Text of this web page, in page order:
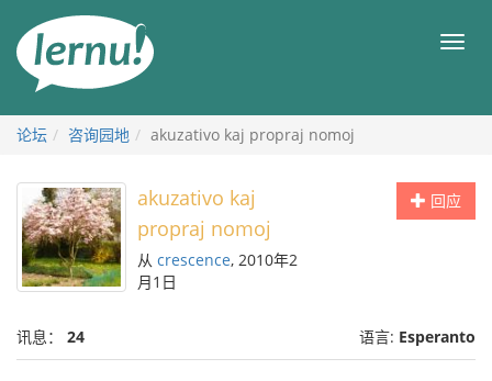
目
论坛 咨询园地 akuzativo kaj propraj nomoj
回应
akuzativo kaj
propraj nomoj
从 crescence, 2010年2
月1日
讯息： 24 语言: Esperanto